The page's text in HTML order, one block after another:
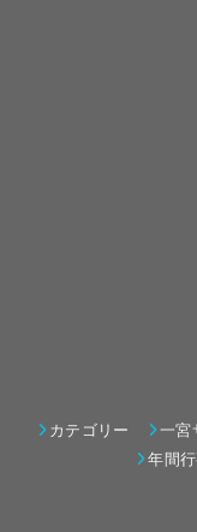
カテゴリー 一宮
年間